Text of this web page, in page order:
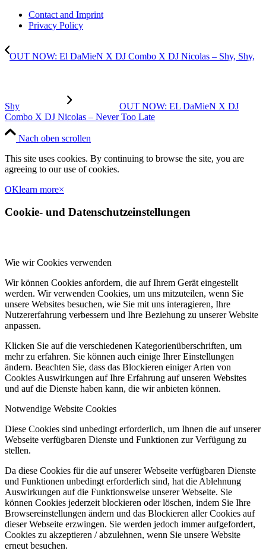
Contact and Imprint
Privacy Policy
OUT NOW: El DaMieN X DJ Combo X DJ Nicolas – Shy, Shy,
Shy
OUT NOW: EL DaMieN X DJ
Combo X DJ Nicolas – Never Too Late
Nach oben scrollen
This site uses cookies. By continuing to browse the site, you are
agreeing to our use of cookies.
OKlearn more×
Cookie- und Datenschutzeinstellungen
Wie wir Cookies verwenden
Wir können Cookies anfordern, die auf Ihrem Gerät eingestellt
werden. Wir verwenden Cookies, um uns mitzuteilen, wenn Sie
unsere Websites besuchen, wie Sie mit uns interagieren, Ihre
Nutzererfahrung verbessern und Ihre Beziehung zu unserer Website
anpassen.
Klicken Sie auf die verschiedenen Kategorienüberschriften, um
mehr zu erfahren. Sie können auch einige Ihrer Einstellungen
ändern. Beachten Sie, dass das Blockieren einiger Arten von
Cookies Auswirkungen auf Ihre Erfahrung auf unseren Websites
und auf die Dienste haben kann, die wir anbieten können.
Notwendige Website Cookies
Diese Cookies sind unbedingt erforderlich, um Ihnen die auf unserer
Webseite verfügbaren Dienste und Funktionen zur Verfügung zu
stellen.
Da diese Cookies für die auf unserer Webseite verfügbaren Dienste
und Funktionen unbedingt erforderlich sind, hat die Ablehnung
Auswirkungen auf die Funktionsweise unserer Webseite. Sie
können Cookies jederzeit blockieren oder löschen, indem Sie Ihre
Browsereinstellungen ändern und das Blockieren aller Cookies auf
dieser Webseite erzwingen. Sie werden jedoch immer aufgefordert,
Cookies zu akzeptieren / abzulehnen, wenn Sie unsere Website
erneut besuchen.